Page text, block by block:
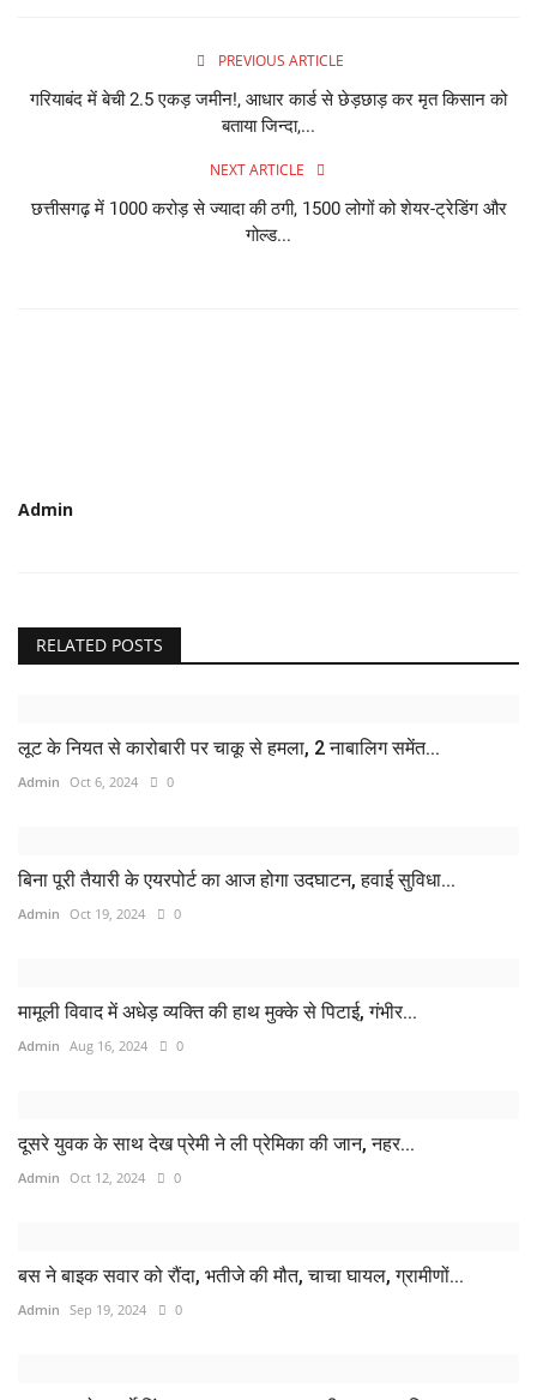
PREVIOUS ARTICLE
गरियाबंद में बेची 2.5 एकड़ जमीन!, आधार कार्ड से छेड़छाड़ कर मृत किसान को
बताया जिन्दा,...
NEXT ARTICLE
छत्तीसगढ़ में 1000 करोड़ से ज्यादा की ठगी, 1500 लोगों को शेयर-ट्रेडिंग और
गोल्ड...
Admin
RELATED POSTS
लूट के नियत से कारोबारी पर चाकू से हमला, 2 नाबालिग समेंत...
Admin Oct 6, 2024 0
बिना पूरी तैयारी के एयरपोर्ट का आज होगा उदघाटन, हवाई सुविधा...
Admin Oct 19, 2024 0
मामूली विवाद में अधेड़ व्यक्ति की हाथ मुक्के से पिटाई, गंभीर...
Admin Aug 16, 2024 0
दूसरे युवक के साथ देख प्रेमी ने ली प्रेमिका की जान, नहर...
Admin Oct 12, 2024 0
बस ने बाइक सवार को रौंदा, भतीजे की मौत, चाचा घायल, ग्रामीणों...
Admin Sep 19, 2024 0